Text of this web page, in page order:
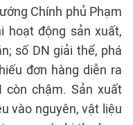
Chính phủ Phạm
hoạt động sản xuất,
số DN giải thể, phá
đơn hàng diễn ra
còn chậm. Sản xuất
vào nguyên, vật liệu